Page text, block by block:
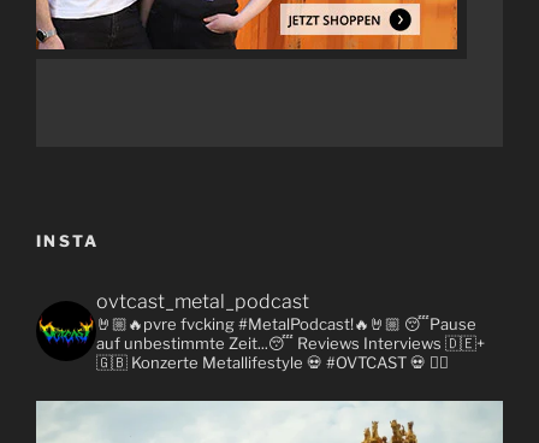
INSTA
ovtcast_metal_podcast
🤘🏼🔥pvre fvcking #MetalPodcast!🔥🤘🏼 😴Pause
auf unbestimmte Zeit...😴 Reviews Interviews 🇩🇪+
🇬🇧 Konzerte Metallifestyle 💀 #OVTCAST 💀 👇🏼